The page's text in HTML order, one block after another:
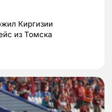
Киргизии
из Томска